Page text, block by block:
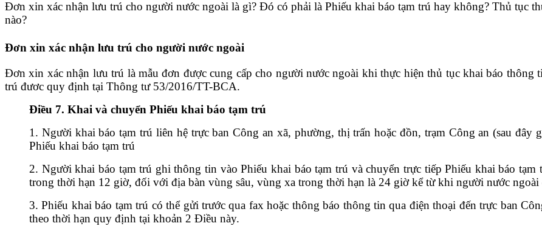
Đơn xin xác nhận lưu trú cho người nước ngoài là gì? Đó có phải là Phiếu khai báo tạm trú hay không? Thủ tục
nào?
Đơn xin xác nhận lưu trú cho người nước ngoài
Đơn xin xác nhận lưu trú là mẫu đơn được cung cấp cho người nước ngoài khi thực hiện thủ tục khai báo thông
trú đươc quy định tại Thông tư 53/2016/TT-BCA.
Điều 7. Khai và chuyển Phiếu khai báo tạm trú
1. Người khai báo tạm trú liên hệ trực ban Công an xã, phường, thị trấn hoặc đồn, trạm Công an (sau đây
Phiếu khai báo tạm trú
2. Người khai báo tạm trú ghi thông tin vào Phiếu khai báo tạm trú và chuyển trực tiếp Phiếu khai báo
trong thời hạn 12 giờ, đối với địa bàn vùng sâu, vùng xa trong thời hạn là 24 giờ kểtừkhi người nước ngoài
3. Phiếu khai báo tạm trú có thể gửi trước qua fax hoặc thông báo thông tin qua điện thoại đến trực ban
theo thời hạn quy định tại khoản 2 Điều này.